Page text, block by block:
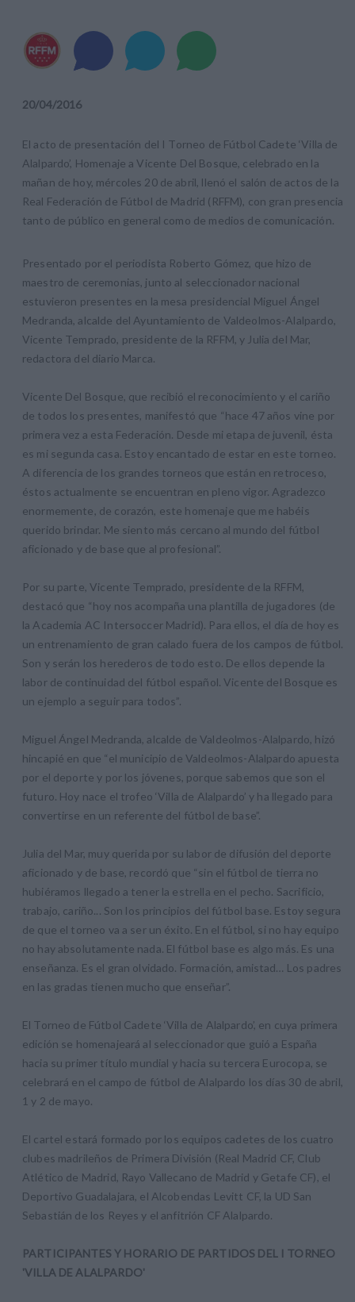
20/04/2016
El acto de presentación del I Torneo de Fútbol Cadete ‘Villa de
Alalpardo’, Homenaje a Vicente Del Bosque, celebrado en la
mañan de hoy, mércoles 20 de abril, llenó el salón de actos de la
Real Federación de Fútbol de Madrid (RFFM), con gran presencia
tanto de público en general como de medios de comunicación.
Presentado por el periodista Roberto Gómez, que hizo de
maestro de ceremonias, junto al seleccionador nacional
estuvieron presentes en la mesa presidencial Miguel Ángel
Medranda, alcalde del Ayuntamiento de Valdeolmos-Alalpardo,
Vicente Temprado, presidente de la RFFM, y Julia del Mar,
redactora del diario Marca.
Vicente Del Bosque, que recibió el reconocimiento y el cariño
de todos los presentes, manifestó que “hace 47 años vine por
primera vez a esta Federación. Desde mi etapa de juvenil, ésta
es mi segunda casa. Estoy encantado de estar en este torneo.
A diferencia de los grandes torneos que están en retroceso,
éstos actualmente se encuentran en pleno vigor. Agradezco
enormemente, de corazón, este homenaje que me habéis
querido brindar. Me siento más cercano al mundo del fútbol
aficionado y de base que al profesional”.
Por su parte, Vicente Temprado, presidente de la RFFM,
destacó que “hoy nos acompaña una plantilla de jugadores (de
la Academia AC Intersoccer Madrid). Para ellos, el día de hoy es
un entrenamiento de gran calado fuera de los campos de fútbol.
Son y serán los herederos de todo esto. De ellos depende la
labor de continuidad del fútbol español. Vicente del Bosque es
un ejemplo a seguir para todos”.
Miguel Ángel Medranda, alcalde de Valdeolmos-Alalpardo, hizó
hincapié en que “el municipio de Valdeolmos-Alalpardo apuesta
por el deporte y por los jóvenes, porque sabemos que son el
futuro. Hoy nace el trofeo ‘Villa de Alalpardo’ y ha llegado para
convertirse en un referente del fútbol de base”.
Julia del Mar, muy querida por su labor de difusión del deporte
aficionado y de base, recordó que “sin el fútbol de tierra no
hubiéramos llegado a tener la estrella en el pecho. Sacrificio,
trabajo, cariño... Son los principios del fútbol base. Estoy segura
de que el torneo va a ser un éxito. En el fútbol, si no hay equipo
no hay absolutamente nada. El fútbol base es algo más. Es una
enseñanza. Es el gran olvidado. Formación, amistad… Los padres
en las gradas tienen mucho que enseñar”.
El Torneo de Fútbol Cadete ‘Villa de Alalpardo’, en cuya primera
edición se homenajeará al seleccionador que guió a España
hacia su primer título mundial y hacia su tercera Eurocopa, se
celebrará en el campo de fútbol de Alalpardo los días 30 de abril,
1 y 2 de mayo.
El cartel estará formado por los equipos cadetes de los cuatro
clubes madrileños de Primera División (Real Madrid CF, Club
Atlético de Madrid, Rayo Vallecano de Madrid y Getafe CF), el
Deportivo Guadalajara, el Alcobendas Levitt CF, la UD San
Sebastián de los Reyes y el anfitrión CF Alalpardo.
PARTICIPANTES Y HORARIO DE PARTIDOS DEL I TORNEO
'VILLA DE ALALPARDO'